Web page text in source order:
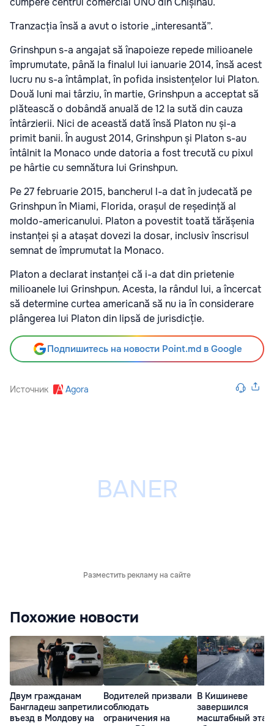
Tranzacția însă a avut o istorie „interesantă”.
Grinshpun s-a angajat să înapoieze repede milioanele
împrumutate, până la finalul lui ianuarie 2014, însă acest
lucru nu s-a întâmplat, în pofida insistențelor lui Platon.
Două luni mai târziu, în martie, Grinshpun a acceptat să
plătească o dobândă anuală de 12 la sută din cauza
întârzierii. Nici de această dată însă Platon nu și-a
primit banii. În august 2014, Grinshpun și Platon s-au
întâlnit la Monaco unde datoria a fost trecută cu pixul
pe hârtie cu semnătura lui Grinshpun.
Pe 27 februarie 2015, bancherul l-a dat în judecată pe
Grinshpun în Miami, Florida, orașul de reședință al
moldo-americanului. Platon a povestit toată tărășenia
instanței și a atașat dovezi la dosar, inclusiv înscrisul
semnat de împrumutat la Monaco.
Platon a declarat instanței că i-a dat din prietenie
milioanele lui Grinshpun. Acesta, la rândul lui, a încercat
să determine curtea americană să nu ia în considerare
plângerea lui Platon din lipsă de jurisdicție.
Подпишитесь на новости Point.md в Google
Источник Agora
Разместить рекламу на сайте
Похожие новости
Двум гражданам
Бангладеш запретили
въезд в Молдову на
Водителей призвали
соблюдать
ограничения на
В Кишиневе
завершился
масштабный этап